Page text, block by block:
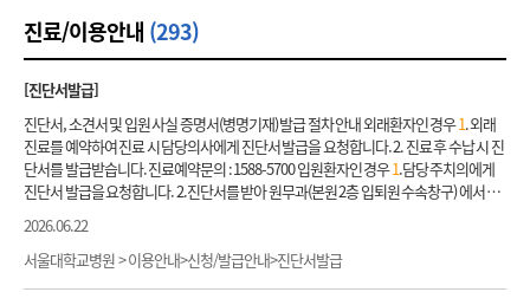
는 Programmed death protein (PD-L
제를 항암제로 이용한 임상시험을 수행합니다. 재발/불응성 고형암 12세 이상, 18세 미
만 암세포에서 DNA 수리 및 리보솜의 작용에 중요한 역할을 하는 PARP 효소(Poly ADP
Ribose polymerase)의 저해제를 항암제로 이용한 임상시험을 수행합니다. (등록일시
중단) 재발/불응성 고형암 연령제한없음 암세포의 세포 신호 전달 체계에서 중요한 역할
을 하는 선택적 타이로신 억제제 (NTRK1,2,3)를 항암제로 이용한 임상시험을 수행합니
다. 재발/불응성 고형암 6개월 이상, 21세 이하 암세포의 원암 유전자인 RET 유전자의 돌
연변이 신호를 막는 저해제를 항암제로 이용한 임상시험을 수행합니다. (등록마감) 재
대 선택적 타이로신 억제제(ROS
니다. 기존 선택적 타이로신 억제제 치료 실패, 혹은 불내성인 경우에도 등록가능합니
과를 최대한 높이고자 심혈을 기울이고 있습니다. 예를 들어 인공와우를 이식받은 환자
와 어머니들이 참석할 수 있는 환우회, 청각구화치료 설명회, 난청어린이 진학 설명회 등
해 어린이병원에 특화된 훈련과 경험이 필요합니다. 본 센터는 서울대학교어린이병원
언어청각센터와 협력하고 있으며 최선의 인공와우 결과를 얻기 위해 최선을 다하고 있
습니다. 서울대학교병원 인공와우센터 홈페이지에서 보다 많은 정보를 제공하고 있습
니다. 인곧와우센터 홈페이지 바로가기
진료/이용안내 (293)
[진단서발급]
진단서, 소견서 및 입원 사실 증명서(병명기재) 발급 절차 안내 외래환자인 경우1. 외래
진료를 예약하여 진료 시 담당의사에게 진단서 발급을 요청합니다. 2. 진료 후 수납 시 진
단서를 발급받습니다. 진료예약문의 : 1588-5700 입원환자인 경우1.담당 주치의에게
진단서 발급을 요청합니다. 2.진단서를 받아 원무과(본원 2층 입퇴원 수속창구) 에서 직
받습니다. ※ 본인이 아닌 경우(가족이나 타인 방문 시)에는 발급이 불가하오니 진료 예
약 시 직원에게 발급 가능 여부와 필요한 구비 서류를 확인 후 내원하시기 바랍니다. 그외
2026.06.22
서울대학교병원 > 이용안내>신청/발급안내>진단서발급